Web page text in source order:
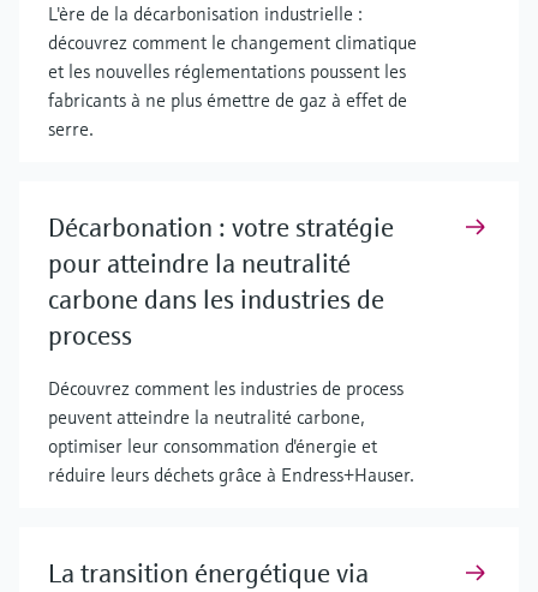
L'ère de la décarbonisation industrielle :
découvrez comment le changement climatique
et les nouvelles réglementations poussent les
fabricants à ne plus émettre de gaz à effet de
serre.
Décarbonation : votre stratégie
pour atteindre la neutralité
carbone dans les industries de
process
Découvrez comment les industries de process
peuvent atteindre la neutralité carbone,
optimiser leur consommation d'énergie et
réduire leurs déchets grâce à Endress+Hauser.
La transition énergétique via